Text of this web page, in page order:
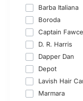
Barba Italiana
Boroda
Captain
D. R. Harris
Dapper Dan
Depot
Lavish Hair
Marmara